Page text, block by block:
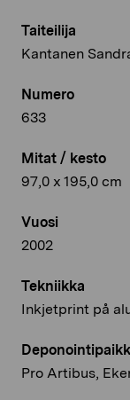
Taiteilija
Kantanen
Numero
633
Mitat / kesto
97,0 x 195,0 cm
Vuosi
2002
Tekniikka
Inkjetprint på
Pro Artibus,